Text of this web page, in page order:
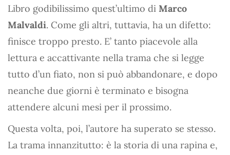
Libro godibilissimo quest’ultimo di Marco
Malvaldi. Come gli altri, tuttavia, ha un difetto:
finisce troppo presto. E’ tanto piacevole alla
lettura e accattivante nella trama che si legge
tutto d’un fiato, non si può abbandonare, e dopo
neanche due giorni è terminato e bisogna
attendere alcuni mesi per il prossimo.
Questa volta, poi, l’autore ha superato se stesso.
La trama innanzitutto: è la storia di una rapina e,